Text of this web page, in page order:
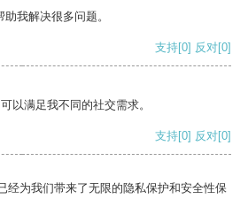
我解决很多问题。
支持[0] 反对[0]
以满足我不同的社交需求。
支持[0] 反对[0]
经为我们带来了无限的隐私保护和安全性保